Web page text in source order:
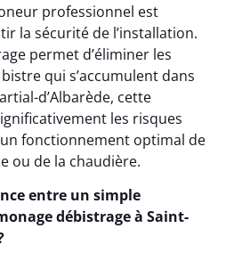
professionnel est
la sécurité de l’installation.
permet d’éliminer les
qui s’accumulent dans
d’Albarède, cette
les risques
un fonctionnement optimal de
ou de la chaudière.
entre un simple
débistrage à Saint-